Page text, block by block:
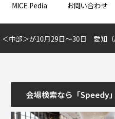
MICE Pedia お問い合わせ
＜中部＞が10月29日～30日 愛知
会場検索なら「Speedy」